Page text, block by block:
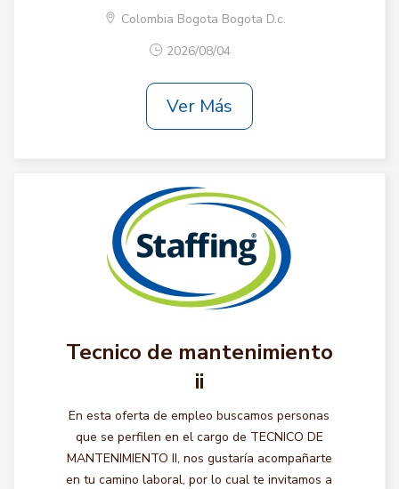
Colombia Bogota Bogota D.c.
2026/08/04
Ver Más
Tecnico de mantenimiento
ii
En esta oferta de empleo buscamos personas
que se perfilen en el cargo de TECNICO DE
MANTENIMIENTO II, nos gustaría acompañarte
en tu camino laboral, por lo cual te invitamos a